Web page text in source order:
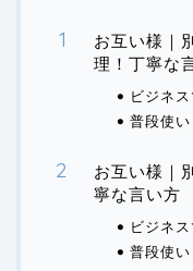
お互い様｜
理！丁寧な
ビジネ
普段使
お互い様｜
寧な言い方
ビジネ
普段使